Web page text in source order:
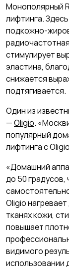
Монополярный
лифтинга.
подкожно-
стимулирует
эластина,
снижается
подтягивается.
Один из
—Oligio.
популярный
лифтинга с
«Домашний
до 50
Oligio
тканях кожи,
повышает
видимого
использовании